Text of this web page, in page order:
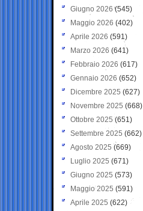
Giugno 2026 (545)
Maggio 2026 (402)
Aprile 2026 (591)
Marzo 2026 (641)
Febbraio 2026 (617)
Gennaio 2026 (652)
Dicembre 2025 (627)
Novembre 2025 (668)
Ottobre 2025 (651)
Settembre 2025 (662)
Agosto 2025 (669)
Luglio 2025 (671)
Giugno 2025 (573)
Maggio 2025 (591)
Aprile 2025 (622)